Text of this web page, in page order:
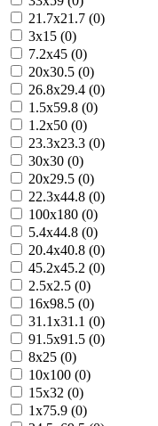
21.7x21.7 (0)
3x15 (0)
7.2x45 (0)
20x30.5 (0)
26.8x29.4 (0)
1.5x59.8 (0)
1.2x50 (0)
23.3x23.3 (0)
30x30 (0)
20x29.5 (0)
22.3x44.8 (0)
100x180 (0)
5.4x44.8 (0)
20.4x40.8 (0)
45.2x45.2 (0)
2.5x2.5 (0)
16x98.5 (0)
31.1x31.1 (0)
91.5x91.5 (0)
8x25 (0)
10x100 (0)
15x32 (0)
1x75.9 (0)